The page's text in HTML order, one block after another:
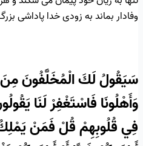
وفادار بماند به زودى خدا پاداشى
سَيَقُولُ لَكَ الْمُخَلَّفُونَ مِنَ
وَأَهْلُونَا فَاسْتَغْفِرْ لَنَا
فِي قُلُوبِهِمْ قُلْ فَمَنْ